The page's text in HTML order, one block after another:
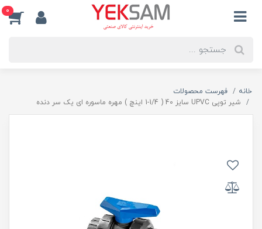
0
خانه
فهرست محصولات
شیر توپی UPVC سایز 40 ( 1/4-1 اینچ ) مهره ماسوره ای یک سر دنده